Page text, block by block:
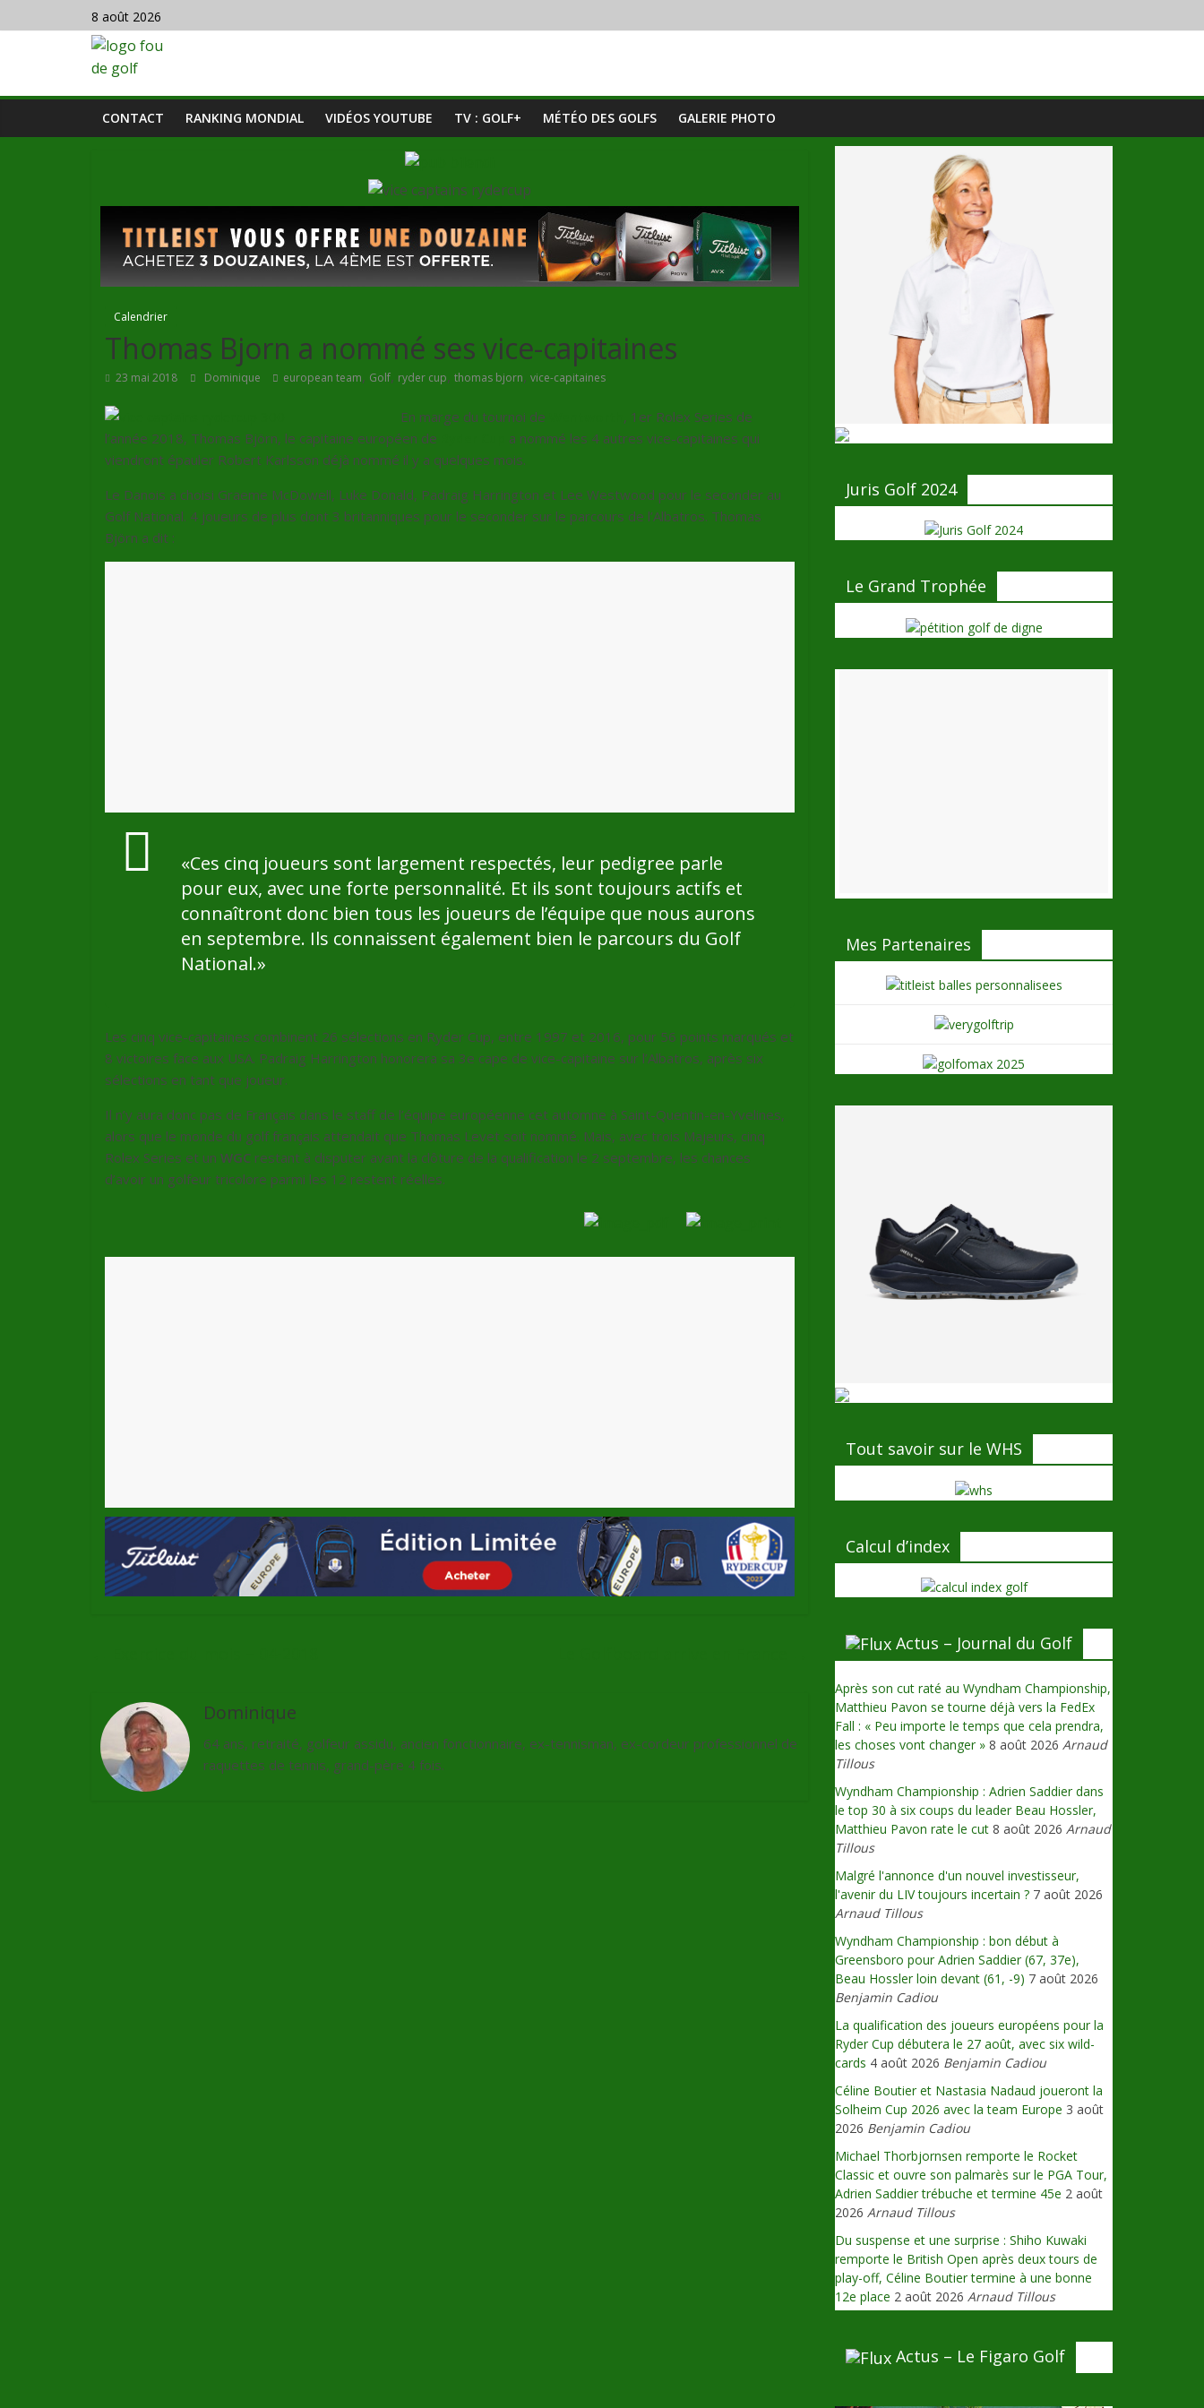
8 août 2026
CONTACT RANKING MONDIAL VIDÉOS YOUTUBE TV : GOLF+ MÉTÉO DES GOLFS GALERIE PHOTO
Calendrier
Thomas Bjorn a nommé ses vice-capitaines
23 mai 2018 Dominique european team, Golf, ryder cup, thomas bjorn, vice-capitaines
En marge du tournoi de
, 1er Rolex Series de
l’année 2018, Thomas Björn, le capitaine européen de
a nommé les 4 autres vice-capitaines qui
viendront épauler Robert Karlsson déjà nommé il y a quelques mois.
Le Danois a choisi Graeme McDowell, Luke Donald, Padraig Harrington et Lee Westwood pour le seconder au
Golf National. 4 joueurs de plus dont 3 britanniques pour le seconder sur le parcours de l’Albatros. Thomas
Björn a dit :
«Ces cinq joueurs sont largement respectés, leur pedigree parle
pour eux, avec une forte personnalité. Et ils sont toujours actifs et
connaîtront donc bien tous les joueurs de l’équipe que nous aurons
en septembre. Ils connaissent également bien le parcours du Golf
National.»
Les cinq vice-capitaines combinent 26 sélections en Ryder Cup, entre 1997 et 2016, pour 56 points marqués et
8 victoires face aux USA. Padraig Harrington honorera sa 3e cape de vice-capitaine sur l’Albatros, après six
sélections en tant que joueur.
Il n’y aura donc pas de Français dans le staff de l’équipe européenne cet automne à Saint-Quentin-en-Yvelines,
alors que le monde du golf français attendait que Thomas Levet soit nommé. Mais, avec trois Majeurs, cinq
Rolex Series et un WGC restant à disputer avant la clôture de la qualification le 2 septembre, les chances
d’avoir un golfeur tricolore parmi les 12 restent réelles.
Dominique
64 ans, retraité, golfeur assidu, ancien fonctionnaire, ex-tennisman, ex-cordeur professionnel de
raquettes de tennis, grand-père 4 fois.
Juris Golf 2024
Le Grand Trophée
Mes Partenaires
Tout savoir sur le WHS
Calcul d’index
Actus – Journal du Golf
Après son cut raté au Wyndham Championship,
Matthieu Pavon se tourne déjà vers la FedEx
Fall : « Peu importe le temps que cela prendra,
les choses vont changer » 8 août 2026 Arnaud
Tillous
Wyndham Championship : Adrien Saddier dans
le top 30 à six coups du leader Beau Hossler,
Matthieu Pavon rate le cut 8 août 2026 Arnaud
Tillous
Malgré l'annonce d'un nouvel investisseur,
l'avenir du LIV toujours incertain ? 7 août 2026
Arnaud Tillous
Wyndham Championship : bon début à
Greensboro pour Adrien Saddier (67, 37e),
Beau Hossler loin devant (61, -9) 7 août 2026
Benjamin Cadiou
La qualification des joueurs européens pour la
Ryder Cup débutera le 27 août, avec six wild-
cards 4 août 2026 Benjamin Cadiou
Céline Boutier et Nastasia Nadaud joueront la
Solheim Cup 2026 avec la team Europe 3 août
2026 Benjamin Cadiou
Michael Thorbjornsen remporte le Rocket
Classic et ouvre son palmarès sur le PGA Tour,
Adrien Saddier trébuche et termine 45e 2 août
2026 Arnaud Tillous
Du suspense et une surprise : Shiho Kuwaki
remporte le British Open après deux tours de
play-off, Céline Boutier termine à une bonne
12e place 2 août 2026 Arnaud Tillous
Actus – Le Figaro Golf